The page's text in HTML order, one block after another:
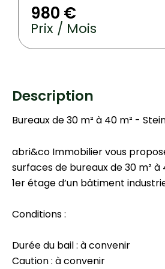
980 €
Prix / Mois
Description
Bureaux de 30 m² à 40 m² -
abri&co Immobilier vous
surfaces de bureaux de 30 m² à
1er étage d’un bâtiment
Conditions :
Durée du bail : à convenir
Caution : à convenir